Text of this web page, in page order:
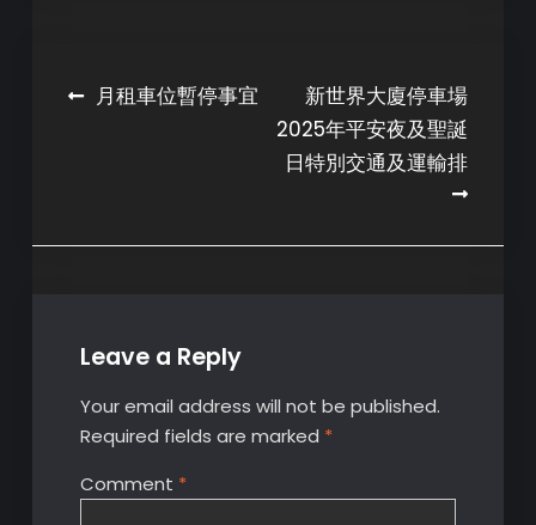
Post
月租車位暫停事宜
新世界大廈停車場
2025年平安夜及聖誕
日特別交通及運輸排
Leave a Reply
Your email address will not be published.
Required fields are marked *
Comment *